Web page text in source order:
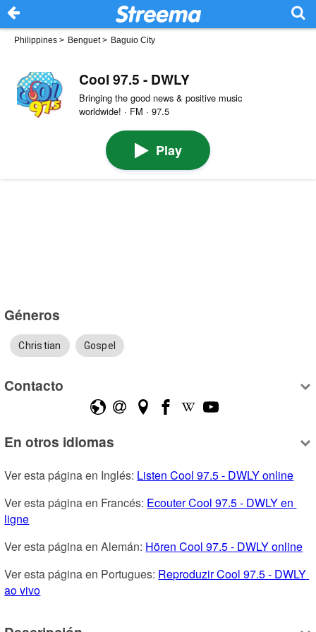
Philippines > Benguet> Baguio City
Cool 97.5 - DWLY
Bringing the good news & positive music
worldwide! · FM · 97.5
Play
Géneros
Christian Gospel
Contacto
En otros idiomas
Ver esta página en Inglés: Listen Cool 97.5 - DWLY online
Ver esta página en Francés: Ecouter Cool 97.5 - DWLY en
ligne
Ver esta página en Alemán: Hören Cool 97.5 - DWLY online
Ver esta página en Portugues: Reproduzir Cool 97.5 - DWLY
ao vivo